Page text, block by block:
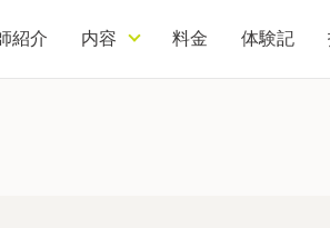
紹介 内容 料金 体験記
紹介 内容 料金 体験記